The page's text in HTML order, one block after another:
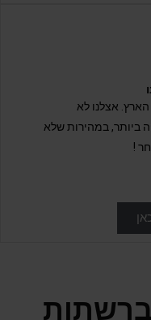
הארץ. אצלנו לא
ביותר, במהירות שלא
!
ברשתות